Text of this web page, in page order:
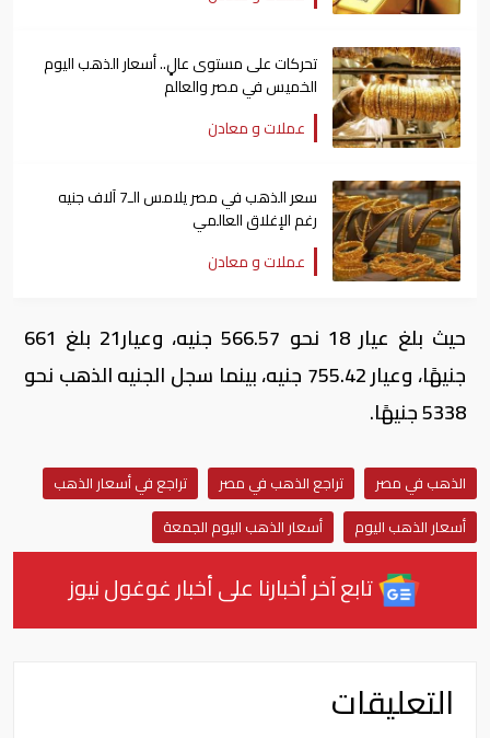
تحركات على مستوى عالٍ.. أسعار الذهب اليوم
الخميس في مصر والعالم
عملات و معادن
سعر الذهب في مصر يلامس الـ7 آلاف جنيه
رغم الإغلاق العالمي
عملات و معادن
حيث بلغ عيار 18 نحو 566.57 جنيه، وعيار21 بلغ 661
جنيهًا، وعيار 755.42 جنيه، بينما سجل الجنيه الذهب نحو
5338 جنيهًا.
الذهب في مصر تراجع الذهب في مصر
تراجع في أسعار الذهب
أسعار الذهب اليوم
أسعار الذهب اليوم الجمعة
تابع آخر أخبارنا على أخبار غوغول نيوز
التعليقات